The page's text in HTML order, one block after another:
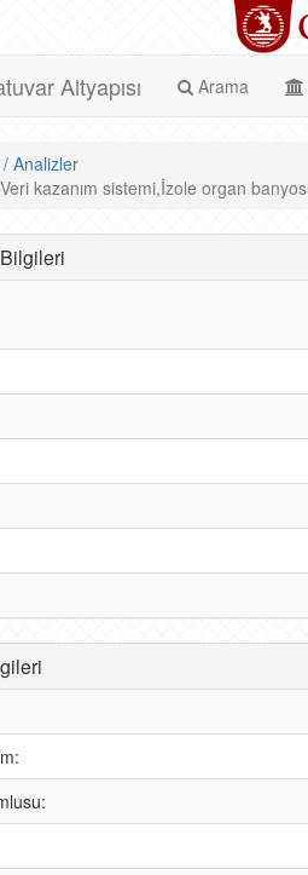
Altyapısı Arama
Analizler
kazanım sistemi,İzole organ